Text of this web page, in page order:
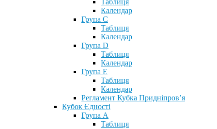
Таблиця
Календар
Група С
Таблиця
Календар
Група D
Таблиця
Календар
Група Е
Таблиця
Календар
Регламент Кубка Придніпров’я
Кубок Єдності
Група А
Таблиця